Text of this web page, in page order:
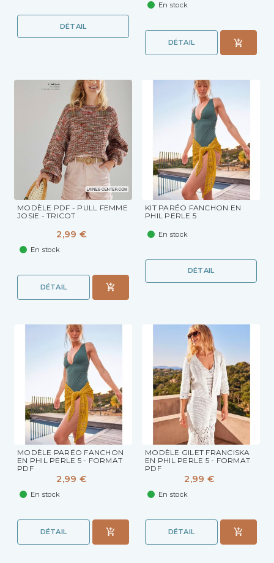
DÉTAIL
En stock
DÉTAIL
MODÈLE PDF - PULL FEMME
JOSIE - TRICOT
2,99 €
En stock
DÉTAIL
KIT PARÉO FANCHON EN
PHIL PERLE 5
En stock
DÉTAIL
MODÈLE PARÉO FANCHON
EN PHIL PERLE 5 - FORMAT
PDF
2,99 €
En stock
DÉTAIL
MODÈLE GILET FRANCISKA
EN PHIL PERLE 5 - FORMAT
PDF
2,99 €
En stock
DÉTAIL